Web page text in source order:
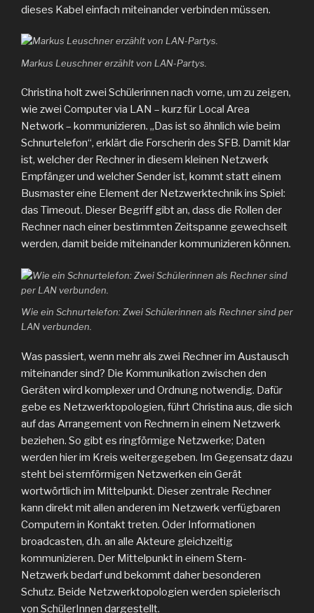
dieses Kabel einfach miteinander verbinden müssen.
Markus Leuschner erzählt von LAN-Partys.
Christina holt zwei Schülerinnen nach vorne, um zu zeigen,
wie zwei Computer via LAN – kurz für Local Area
Network – kommunizieren. „Das ist so ähnlich wie beim
Schnurtelefon“, erklärt die Forscherin des SFB. Damit klar
ist, welcher der Rechner in diesem kleinen Netzwerk
Empfänger und welcher Sender ist, kommt statt einem
Busmaster eine Element der Netzwerktechnik ins Spiel:
das Timeout. Dieser Begriff gibt an, dass die Rollen der
Rechner nach einer bestimmten Zeitspanne gewechselt
werden, damit beide miteinander kommunizieren können.
Wie ein Schnurtelefon: Zwei Schülerinnen als Rechner sind per
LAN verbunden.
Was passiert, wenn mehr als zwei Rechner im Austausch
miteinander sind? Die Kommunikation zwischen den
Geräten wird komplexer und Ordnung notwendig. Dafür
gebe es Netzwerktopologien, führt Christina aus, die sich
auf das Arrangement von Rechnern in einem Netzwerk
beziehen. So gibt es ringförmige Netzwerke; Daten
werden hier im Kreis weitergegeben. Im Gegensatz dazu
steht bei sternförmigen Netzwerken ein Gerät
wortwörtlich im Mittelpunkt. Dieser zentrale Rechner
kann direkt mit allen anderen im Netzwerk verfügbaren
Computern in Kontakt treten. Oder Informationen
broadcasten, d.h. an alle Akteure gleichzeitig
kommunizieren. Der Mittelpunkt in einem Stern-
Netzwerk bedarf und bekommt daher besonderen
Schutz. Beide Netzwerktopologien werden spielerisch
von SchülerInnen dargestellt.